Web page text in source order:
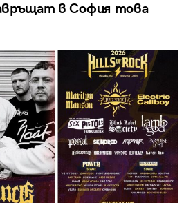
в София това